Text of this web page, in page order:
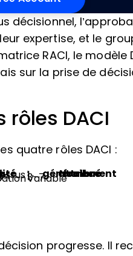
décisionnel,
expertise, et le
RACI, le modèle
sur la prise de
rôles DACI
quatre rôles DACI :
Nombre généralement attribué
1
1
3–7
Variable
progresse. Il